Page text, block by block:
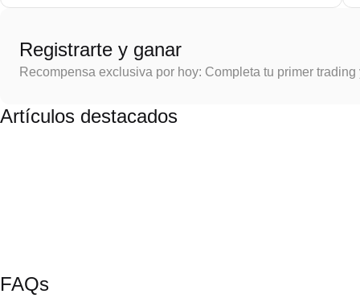
Registrarte y ganar
Recompensa exclusiva por hoy: Completa tu primer
Artículos destacados
FAQs